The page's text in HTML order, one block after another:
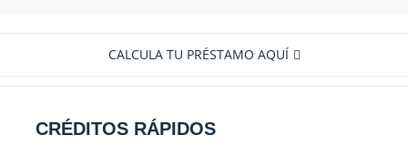
CALCULA TU PRÉSTAMO AQUÍ
CRÉDITOS RÁPIDOS